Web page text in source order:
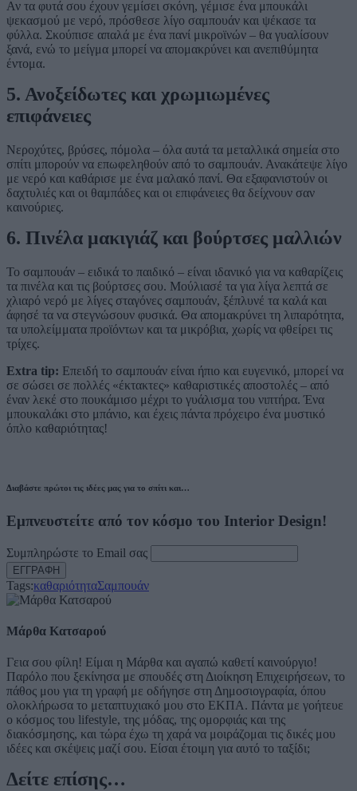
Αν τα φυτά σου έχουν γεμίσει σκόνη, γέμισε ένα μπουκάλι
ψεκασμού με νερό, πρόσθεσε λίγο σαμπουάν και ψέκασε τα
φύλλα. Σκούπισε απαλά με ένα πανί μικροϊνών – θα γυαλίσουν
ξανά, ενώ το μείγμα μπορεί να απομακρύνει και ανεπιθύμητα
έντομα.
5. Ανοξείδωτες και χρωμιωμένες
επιφάνειες
Νεροχύτες, βρύσες, πόμολα – όλα αυτά τα μεταλλικά σημεία στο
σπίτι μπορούν να επωφεληθούν από το σαμπουάν. Ανακάτεψε λίγο
με νερό και καθάρισε με ένα μαλακό πανί. Θα εξαφανιστούν οι
δαχτυλιές και οι θαμπάδες και οι επιφάνειες θα δείχνουν σαν
καινούριες.
6. Πινέλα μακιγιάζ και βούρτσες μαλλιών
Το σαμπουάν – ειδικά το παιδικό – είναι ιδανικό για να καθαρίζεις
τα πινέλα και τις βούρτσες σου. Μούλιασέ τα για λίγα λεπτά σε
χλιαρό νερό με λίγες σταγόνες σαμπουάν, ξέπλυνέ τα καλά και
άφησέ τα να στεγνώσουν φυσικά. Θα απομακρύνει τη λιπαρότητα,
τα υπολείμματα προϊόντων και τα μικρόβια, χωρίς να φθείρει τις
τρίχες.
Extra tip: Επειδή το σαμπουάν είναι ήπιο και ευγενικό, μπορεί να
σε σώσει σε πολλές «έκτακτες» καθαριστικές αποστολές – από
έναν λεκέ στο πουκάμισο μέχρι το γυάλισμα του νιπτήρα. Ένα
μπουκαλάκι στο μπάνιο, και έχεις πάντα πρόχειρο ένα μυστικό
όπλο καθαριότητας!
Διαβάστε πρώτοι τις ιδέες μας για το σπίτι και…
Εμπνευστείτε από τον κόσμο του Interior Design!
Συμπληρώστε το Email σας
Tags:καθαριότηταΣαμπουάν
Μάρθα Κατσαρού
Γεια σου φίλη! Είμαι η Μάρθα και αγαπώ καθετί καινούργιο!
Παρόλο που ξεκίνησα με σπουδές στη Διοίκηση Επιχειρήσεων, το
πάθος μου για τη γραφή με οδήγησε στη Δημοσιογραφία, όπου
ολοκλήρωσα το μεταπτυχιακό μου στο ΕΚΠΑ. Πάντα με γοήτευε
ο κόσμος του lifestyle, της μόδας, της ομορφιάς και της
διακόσμησης, και τώρα έχω τη χαρά να μοιράζομαι τις δικές μου
ιδέες και σκέψεις μαζί σου. Είσαι έτοιμη για αυτό το ταξίδι;
Δείτε επίσης…